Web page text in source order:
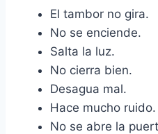
El tambor no gira.
No se enciende.
Salta la luz.
No cierra bien.
Desagua mal.
Hace mucho ruido.
No se abre la